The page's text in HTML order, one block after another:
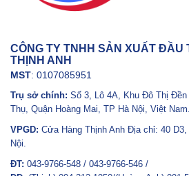
CÔNG TY TNHH SẢN XUẤT ĐẦU
THỊNH ANH
MST: 0107085951
Trụ sở chính: Số 3, Lô 4A, Khu Đô Thị
Thụ, Quận Hoàng Mai, TP Hà Nội, Việt Nam.
VPGD: Cửa Hàng Thịnh Anh Địa chỉ: 40
Nội.
ĐT: 043-9766-548 / 043-9766-546 /